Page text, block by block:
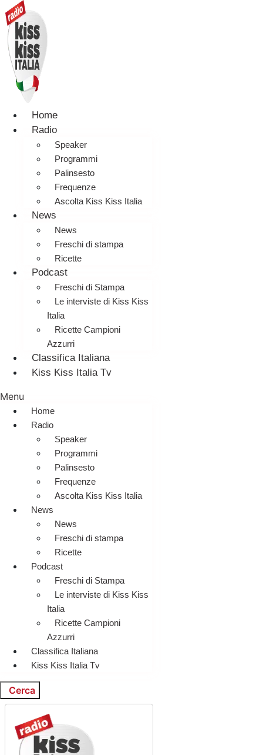
Home
Radio
Speaker
Programmi
Palinsesto
Frequenze
Ascolta Kiss Kiss Italia
News
News
Freschi di stampa
Ricette
Podcast
Freschi di Stampa
Le interviste di Kiss Kiss
Italia
Ricette Campioni
Azzurri
Classifica Italiana
Kiss Kiss Italia Tv
Menu
Home
Radio
Speaker
Programmi
Palinsesto
Frequenze
Ascolta Kiss Kiss Italia
News
News
Freschi di stampa
Ricette
Podcast
Freschi di Stampa
Le interviste di Kiss Kiss
Italia
Ricette Campioni
Azzurri
Classifica Italiana
Kiss Kiss Italia Tv
Cerca